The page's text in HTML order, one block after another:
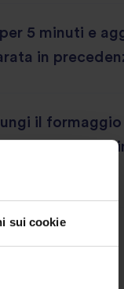
sui cookie
5 minuti e
in
il formaggio
ben caldo